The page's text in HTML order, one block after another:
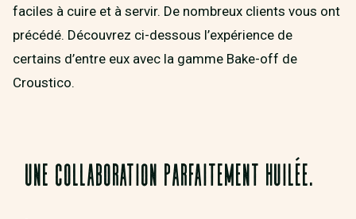
faciles à cuire et à servir. De nombreux clients vous ont
précédé. Découvrez ci-dessous l’expérience de
certains d’entre eux avec la gamme Bake-off de
Croustico.
UNE COLLABORATION PARFAITEMENT HUILÉE.